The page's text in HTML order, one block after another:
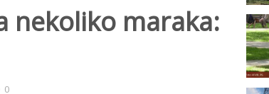
nekoliko maraka:
0